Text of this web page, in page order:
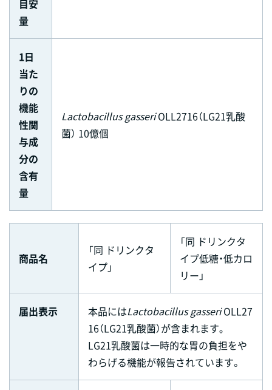
目安
量
1日
当た
りの
機能
性関
与成
分の
含有
量
Lactobacillus gasseriOLL2716（LG21乳酸
菌） 10億個
商品名
「同 ドリンクタ
イプ」
「同 ドリンクタ
イプ低糖・低カロ
リー」
届出表示 本品にはLactobacillus gasseriOLL27
16（LG21乳酸菌）が含まれます｡
LG21乳酸菌は一時的な胃の負担をや
わらげる機能が報告されています。